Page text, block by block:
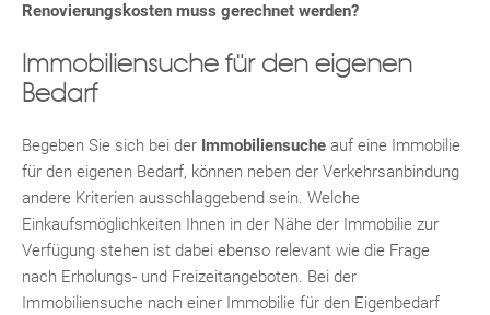
TE
Renovierungskosten muss gerechnet werden?
Immobiliensuche für den eigenen
Bedarf
Begeben Sie sich bei der Immobiliensuche auf eine Immobilie
für den eigenen Bedarf, können neben der Verkehrsanbindung
andere Kriterien ausschlaggebend sein. Welche
Einkaufsmöglichkeiten Ihnen in der Nähe der Immobilie zur
Verfügung stehen ist dabei ebenso relevant wie die Frage
nach Erholungs- und Freizeitangeboten. Bei der
Immobiliensuche nach einer Immobilie für den Eigenbedarf